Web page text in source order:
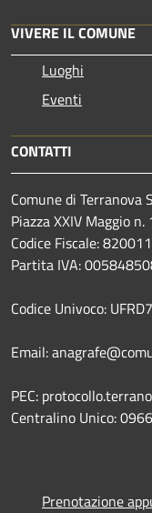
VIVERE IL COMUNE
Luoghi
Eventi
CONTATTI
Comune di Terranova
Piazza XXIV Maggio
Codice Fiscale:
Partita IVA:
Codice Univoco:
Email:
PEC:
Centralino Unico:
Prenotazione